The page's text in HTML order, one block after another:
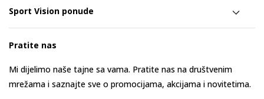
Sport Vision ponude
Pratite nas
Mi dijelimo naše tajne sa vama. Pratite nas na društvenim
mrežama i saznajte sve o promocijama, akcijama i novitetima.